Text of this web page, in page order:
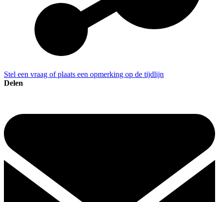
Stel een vraag of plaats een opmerking op de tijdlijn
Delen